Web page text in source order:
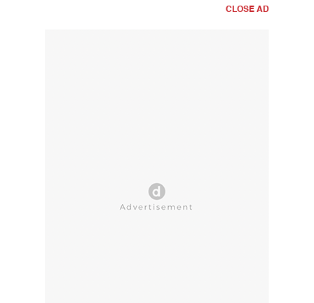
CLOSE AD